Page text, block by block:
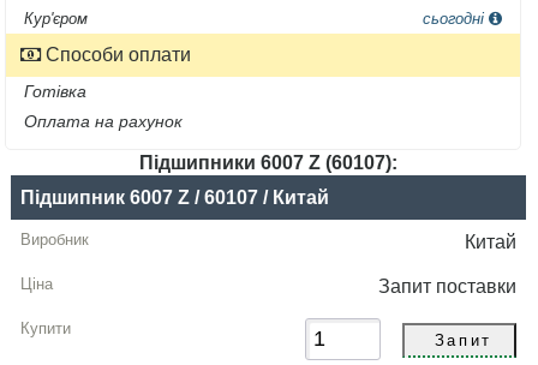
Кур'єром
сьогодні
Способи оплати
Готівка
Оплата на рахунок
Підшипники 6007 Z (60107):
Назва
Виробник
Радіальний
Підшипник 6007 Z / 60107 / Китай
Китай
Запит поставки